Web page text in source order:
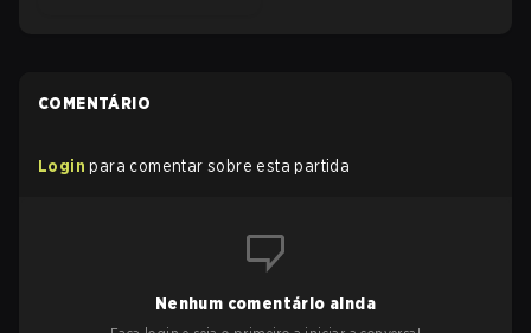
COMENTÁRIO
Login para comentar sobre esta partida
Nenhum comentário ainda